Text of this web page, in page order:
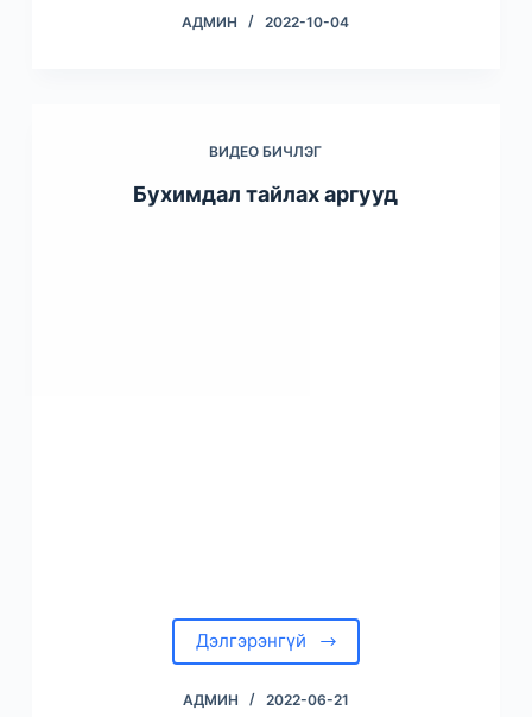
АДМИН 2022-10-04
ВИДЕО БИЧЛЭГ
Бухимдал тайлах аргууд
Дэлгэрэнгүй
АДМИН 2022-06-21